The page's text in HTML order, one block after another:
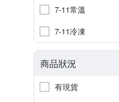
7-11常溫
7-11冷凍
商品狀況
有現貨